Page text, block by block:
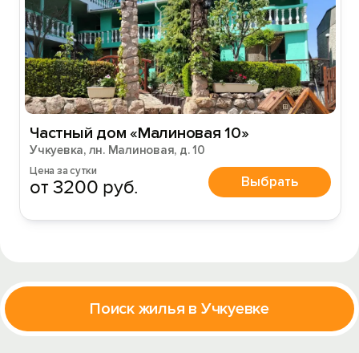
Частный дом «Малиновая 10»
Учкуевка, лн. Малиновая, д. 10
Цена за сутки
от 3200 руб. Выбрать
Поиск жилья в Учкуевке